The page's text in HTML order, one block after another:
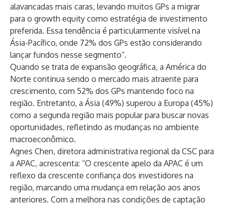
alavancadas mais caras, levando muitos GPs a migrar
para o growth equity como estratégia de investimento
preferida. Essa tendência é particularmente visível na
Ásia-Pacífico, onde 72% dos GPs estão considerando
lançar fundos nesse segmento”.
Quando se trata de expansão geográfica, a América do
Norte continua sendo o mercado mais atraente para
crescimento, com 52% dos GPs mantendo foco na
região. Entretanto, a Ásia (49%) superou a Europa (45%)
como a segunda região mais popular para buscar novas
oportunidades, refletindo as mudanças no ambiente
macroeconômico.
Agnes Chen, diretora administrativa regional da CSC para
a APAC, acrescenta: “O crescente apelo da APAC é um
reflexo da crescente confiança dos investidores na
região, marcando uma mudança em relação aos anos
anteriores. Com a melhora nas condições de captação